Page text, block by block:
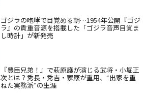
ゴジラの咆哮で目覚める朝…1954年公開『ゴジ
ラ』の貴重音源を搭載した「ゴジラ音声目覚ま
し時計」が新発売
『豊臣兄弟！』で萩原護が演じる武将・小堀正
次とは？秀長・秀吉・家康が重用、“出家を重
ねた実務派”の生涯